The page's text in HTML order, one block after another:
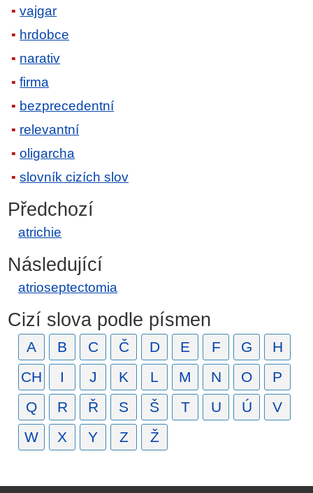
vajgar
hrdobce
narativ
firma
bezprecedentní
relevantní
oligarcha
slovník cizích slov
Předchozí
atrichie
Následující
atrioseptectomia
Cizí slova podle písmen
A B C Č D E F G
H
CH
I J K L M N O
P
Q
R Ř S Š T U Ú
V
W
X Y Z Ž